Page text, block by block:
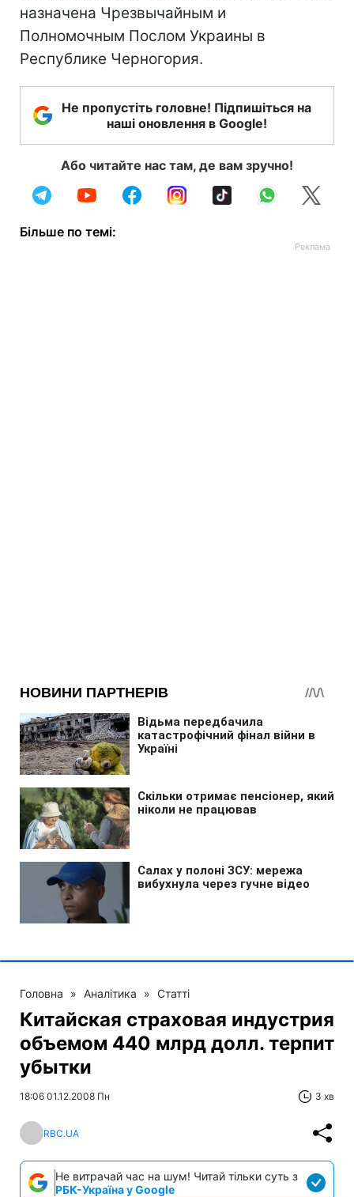
назначена Чрезвычайным и
Полномочным Послом Украины в
Республике Черногория.
Не пропустіть головне! Підпишіться на
наші оновлення в Google!
Або читайте нас там, де вам зручно!
Більше по темі:
Головна » Аналітика » Статті
Китайская страховая индустрия
объемом 440 млрд долл. терпит
убытки
18:06 01.12.2008 Пн 3 хв
RBC.UA
Не витрачай час на шум! Читай тільки суть з
РБК-Україна у Google